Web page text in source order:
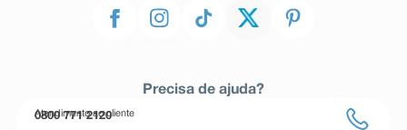
Precisa de ajuda?
Atendimento ao cliente
0800 771 2120